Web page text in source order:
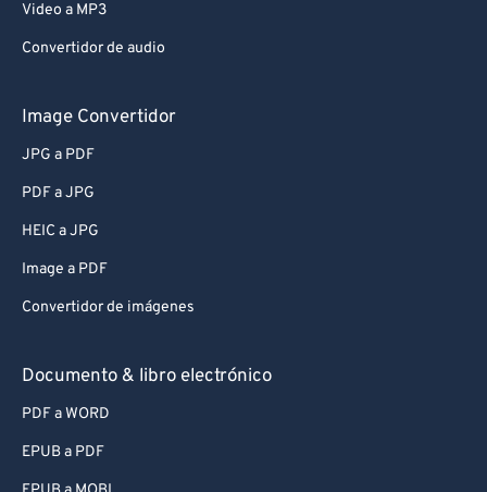
Video a MP3
Convertidor de audio
Image Convertidor
JPG a PDF
PDF a JPG
HEIC a JPG
Image a PDF
Convertidor de imágenes
Documento & libro electrónico
PDF a WORD
EPUB a PDF